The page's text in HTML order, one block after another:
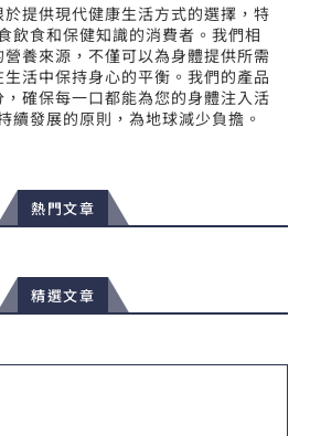
提供現代健康生活方式的選擇，特
飲食和保健知識的消費者。我們相
養來源，不僅可以為身體提供所需
活中保持身心的平衡。我們的產品
確保每一口都能為您的身體注入活
續發展的原則，為地球減少負擔。
熱門文章
精選文章